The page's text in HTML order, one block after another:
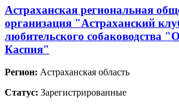
Астраханская региональная
организация "Астраханский
любительского собаководства
Каспия"
Регион: Астраханская область
Статус: Зарегистрированные